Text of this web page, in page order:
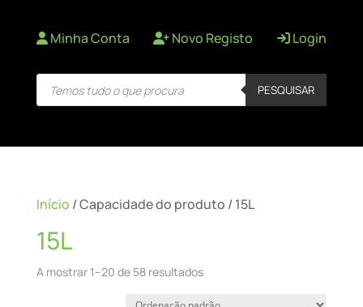
Minha Conta Novo Registo Login
Products
search PESQUISAR
Início / Capacidade do produto / 15L
15L
A mostrar 1–20 de 58 resultados